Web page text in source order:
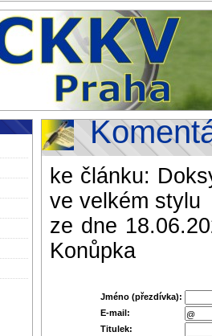
ke článku:
ve velkém stylu
ze dne
Konůpka
Jméno (přezdívka):
E-mail:
Titulek: